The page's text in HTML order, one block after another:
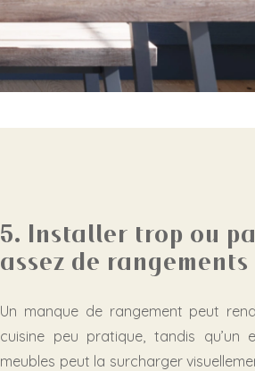
5. Installer trop ou
assez de rangements
Un manque de rangement peut
cuisine peu pratique, tandis qu’un
meubles peut la surcharger